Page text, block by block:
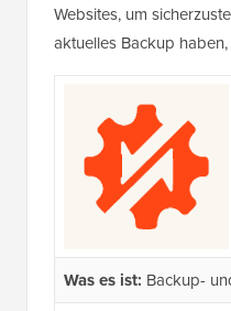
Websites, um
aktuelles Backup
Was es ist: Backup-